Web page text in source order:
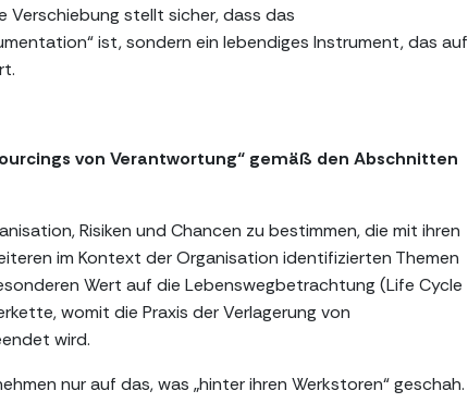
Verschiebung stellt sicher, dass das
ist, sondern ein lebendiges Instrument, das auf
von Verantwortung“ gemäß den Abschnitten
Risiken und Chancen zu bestimmen, die mit ihren
im Kontext der Organisation identifizierten Themen
Wert auf die Lebenswegbetrachtung (Life Cycle
womit die Praxis der Verlagerung von
wird.
nur auf das, was „hinter ihren Werkstoren“ geschah.